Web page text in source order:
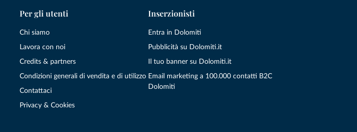
Per gli utenti
Chi siamo
Lavora con noi
Credits & partners
Condizioni generali di vendita e di utilizzo
Contattaci
Privacy & Cookies
Inserzionisti
Entra in Dolomiti
Pubblicità su Dolomiti.it
Il tuo banner su Dolomiti.it
Email marketing a 100.000 contatti B2C
Dolomiti